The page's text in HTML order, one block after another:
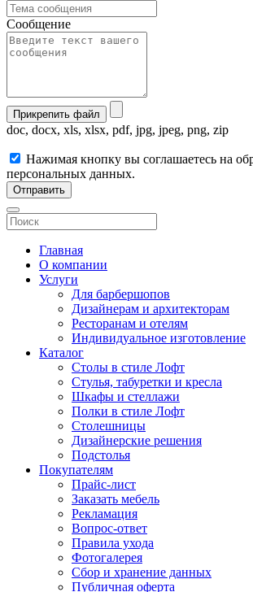
Сообщение
Прикрепить файл
doc, docx, xls, xlsx, pdf, jpg, jpeg, png, zip
Нажимая кнопку вы соглашаетесь на
персональных данных.
Отправить
Главная
О компании
Услуги
Для барбершопов
Дизайнерам и архитекторам
Ресторанам и отелям
Индивидуальное изготовление
Каталог
Столы в стиле Лофт
Стулья, табуретки и кресла
Шкафы и стеллажи
Полки в стиле Лофт
Столешницы
Дизайнерские решения
Подстолья
Покупателям
Прайс-лист
Заказать мебель
Рекламация
Вопрос-ответ
Правила ухода
Фотогалерея
Сбор и хранение данных
Публичная оферта